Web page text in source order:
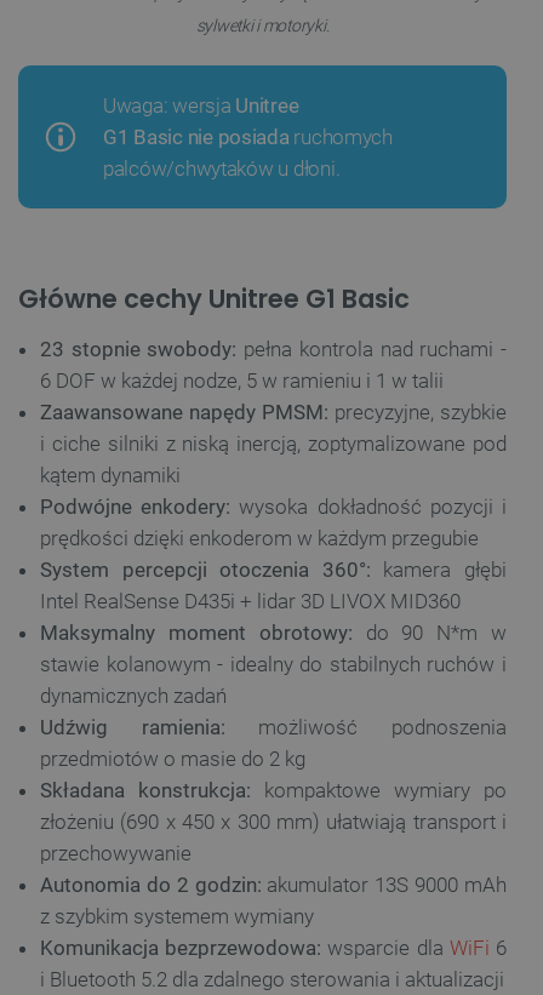
sylwetki i motoryki.
Uwaga: wersja Unitree
G1 Basic nie posiada ruchomych
palców/chwytaków u dłoni.
Główne cechy Unitree G1 Basic
23 stopnie swobody: pełna kontrola nad ruchami -
6 DOF w każdej nodze, 5 w ramieniu i 1 w talii
Zaawansowane napędy PMSM: precyzyjne, szybkie
i ciche silniki z niską inercją, zoptymalizowane pod
kątem dynamiki
Podwójne enkodery: wysoka dokładność pozycji i
prędkości dzięki enkoderom w każdym przegubie
System percepcji otoczenia 360°: kamera głębi
Intel RealSense D435i + lidar 3D LIVOX MID360
Maksymalny moment obrotowy: do 90 N*m w
stawie kolanowym - idealny do stabilnych ruchów i
dynamicznych zadań
Udźwig ramienia: możliwość podnoszenia
przedmiotów o masie do 2 kg
Składana konstrukcja: kompaktowe wymiary po
złożeniu (690 x 450 x 300 mm) ułatwiają transport i
przechowywanie
Autonomia do 2 godzin: akumulator 13S 9000 mAh
z szybkim systemem wymiany
Komunikacja bezprzewodowa: wsparcie dla WiFi 6
i Bluetooth 5.2 dla zdalnego sterowania i aktualizacji